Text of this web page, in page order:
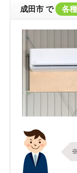
成田市 で 各